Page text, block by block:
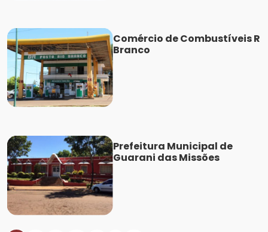
Comércio de Combustíveis R
Branco
Prefeitura Municipal de
Guarani das Missões